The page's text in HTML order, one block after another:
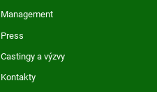
Management
Press
Castingy a výzvy
Kontakty